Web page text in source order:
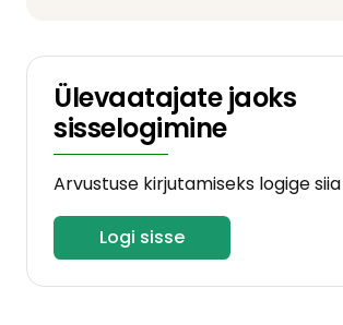
Ülevaatajate jaoks
sisselogimine
Arvustuse kirjutamiseks logige siia
Logi sisse